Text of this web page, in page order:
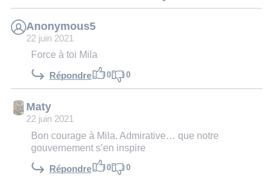
Anonymous5
22 juin 2021
Force à toi Mila
Répondre 0 0
Maty
22 juin 2021
Bon courage à Mila. Admirative… que notre
gouvernement s’en inspire
Répondre 0 0